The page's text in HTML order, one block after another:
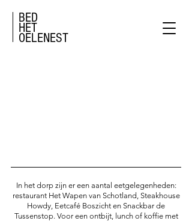
BED
HET
OELENEST
In het dorp zijn er een aantal eetgelegenheden:
restaurant Het Wapen van Schotland, Steakhouse
Howdy, Eetcafé Boszicht en Snackbar de
Tussenstop. Voor een ontbijt, lunch of koffie met